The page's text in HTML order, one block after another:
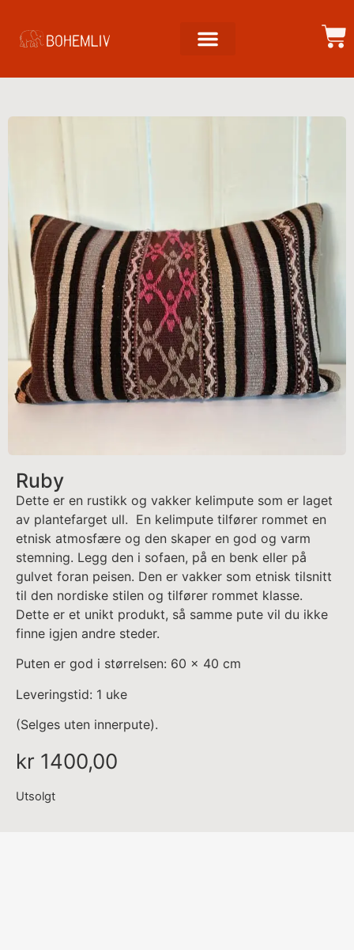
Ruby
Dette er en rustikk og vakker kelimpute som er laget
av plantefarget ull. En kelimpute tilfører rommet en
etnisk atmosfære og den skaper en god og varm
stemning. Legg den i sofaen, på en benk eller på
gulvet foran peisen. Den er vakker som etnisk tilsnitt
til den nordiske stilen og tilfører rommet klasse.
Dette er et unikt produkt, så samme pute vil du ikke
finne igjen andre steder.
Puten er god i størrelsen: 60 x 40 cm
Leveringstid: 1 uke
(Selges uten innerpute).
kr 1400,00
Utsolgt